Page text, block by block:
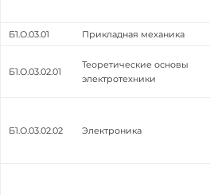
Б1.О.03.01 Прикладная механика
Б1.О.03.02.01
Теоретические основы
электротехники
Б1.О.03.02.02 Электроника